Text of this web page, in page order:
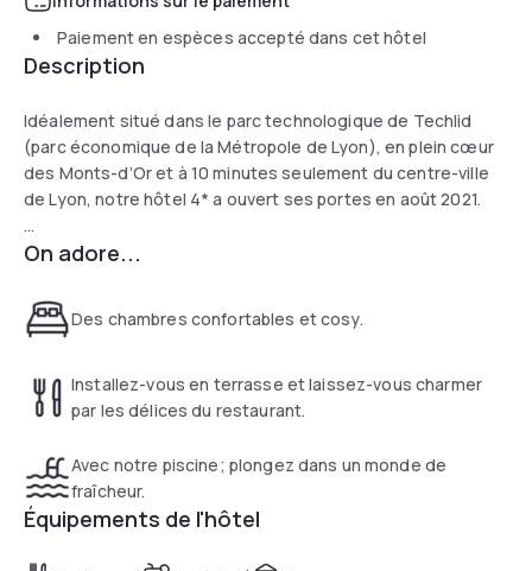
Paiement en espèces accepté dans cet hôtel
Description
Idéalement situé dans le parc technologique de Techlid
(parc économique de la Métropole de Lyon), en plein cœur
des Monts-d’Or et à 10 minutes seulement du centre-ville
de Lyon, notre hôtel 4* a ouvert ses portes en août 2021.
Dans un immeuble à l’architecture aussi onirique que
lumineuses au confort irréprochable, relaxez-vous dans
notre immense spa, nagez dans notre piscine couverte,
cuisinés par notre chef Julien Ducoté.
de travail incomparables dans notre espace Creativity
Room, idéal pour les séminaires.
On adore...
Des chambres confortables et cosy.
Installez-vous en terrasse et laissez-vous charmer
par les délices du restaurant.
Avec notre piscine; plongez dans un monde de
fraîcheur.
Équipements de l'hôtel